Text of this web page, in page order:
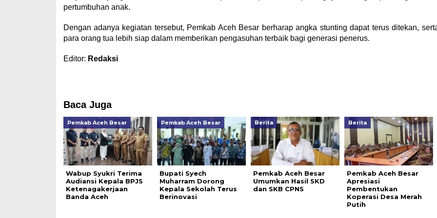
pertumbuhan anak.
Dengan adanya kegiatan tersebut, Pemkab Aceh Besar berharap angka stunting dapat terus ditekan,
para orang tua lebih siap dalam memberikan pengasuhan terbaik bagi generasi penerus.
Editor: Redaksi
Baca Juga
Pemkab Aceh Besar
Wabup Syukri Terima
Audiansi Kepala BPJS
Ketenagakerjaan
Banda Aceh
Pemkab Aceh Besar
Bupati Syech
Muharram Dorong
Kepala Sekolah Terus
Berinovasi
Berita
Pemkab Aceh Besar
Umumkan Hasil SKD
dan SKB CPNS
Berita
Pemkab Aceh Besar
Apresiasi
Pembentukan
Koperasi Desa Merah
Putih